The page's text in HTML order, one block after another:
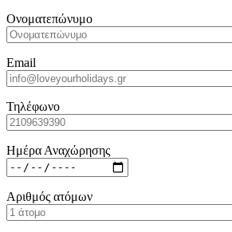
Ονοματεπώνυμο
Email
Τηλέφωνο
Ημέρα Αναχώρησης
Αριθμός ατόμων